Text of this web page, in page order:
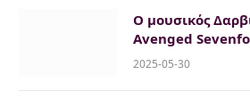
O μουσικός
Avenged
2025-05-30